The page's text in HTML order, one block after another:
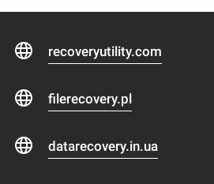
recoveryutility.com
filerecovery.pl
datarecovery.in.ua